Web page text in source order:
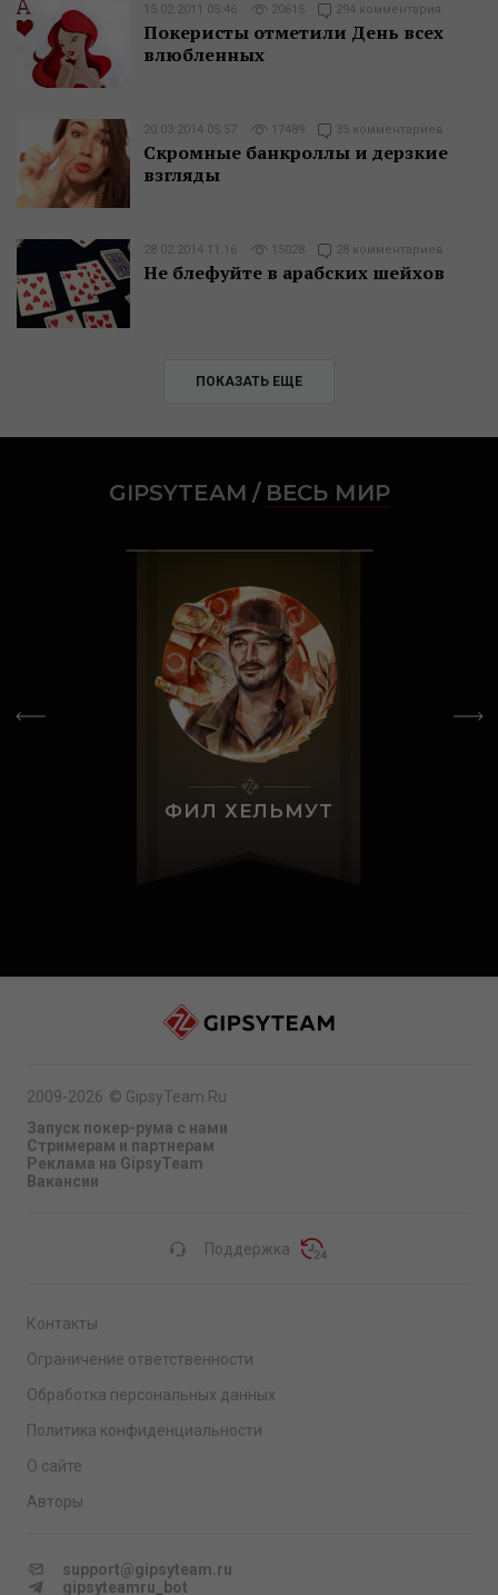
Покеристы отметили День всех
влюбленных
15.02.2011 05:46 20615 294 комментария
Скромные банкроллы и дерзкие
взгляды
20.03.2014 05:57 17489 35 комментариев
Не блефуйте в арабских шейхов
28.02.2014 11:16 15028 28 комментариев
ПОКАЗАТЬ ЕЩЕ
GIPSYTEAM / ВЕСЬ МИР
ФИЛ ХЕЛЬМУТ
Поддержка
2009-2026 © GipsyTeam.Ru
Запуск покер-рума с нами
Стримерам и партнерам
Реклама на GipsyTeam
Вакансии
Контакты
Ограничение ответственности
Обработка персональных данных
Политика конфиденциальности
О сайте
Авторы
support@gipsyteam.ru
gipsyteamru_bot